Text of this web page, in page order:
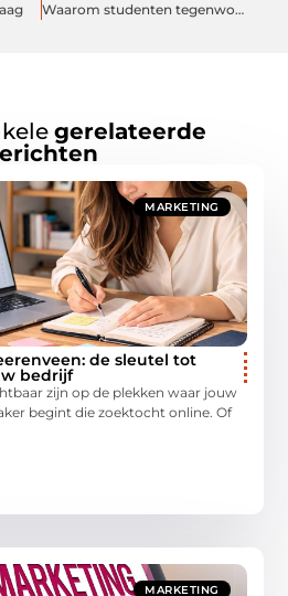
Waarom studenten tegenwoordig scriptiebegeleiding inroepen.
gerelateerde
MARKETING
de sleutel tot
bedrijf
zijn op de plekken waar jouw
begint die zoektocht online. Of
MARKETING